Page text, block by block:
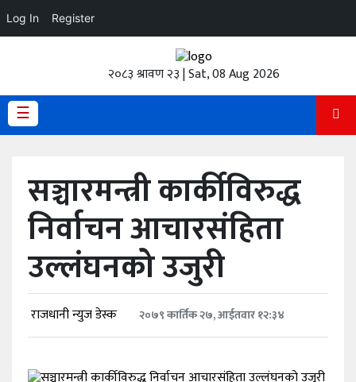
Log In Register
२०८३ श्रावण २३ | Sat, 08 Aug 2026
☰
अपडेट
प्रदेश
अर्थतंत्र
सञ्चारमन्त्री कार्कीविरुद्ध
निर्वाचन आचारसंहिता
उल्लंघनको उजुरी
राजधानी न्युज डेस्क २०७९ कार्तिक २७, आईतवार १२:३४